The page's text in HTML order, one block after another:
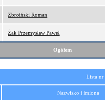
Zbroiński Roman
Żak Przemysław Paweł
Ogółem
Lista
Nazwisko i imiona